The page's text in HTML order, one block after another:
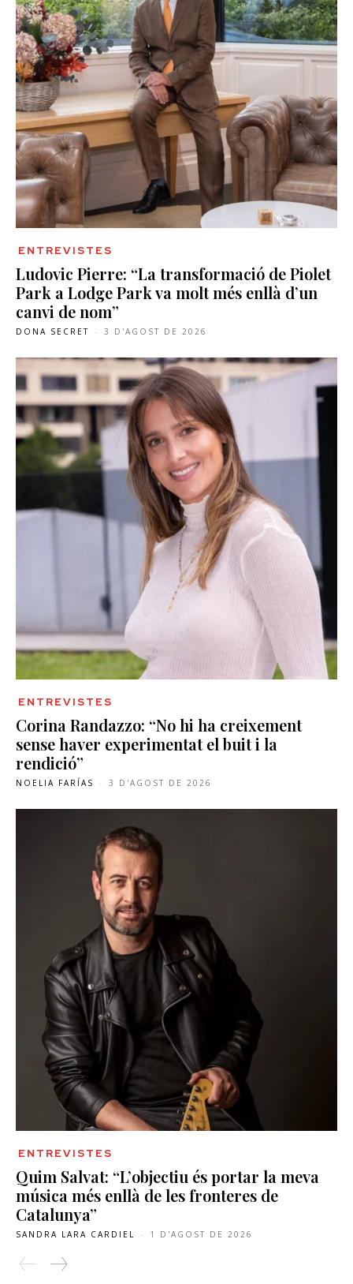
ENTREVISTES
Ludovic Pierre: “La transformació de Piolet
Park a Lodge Park va molt més enllà d’un
canvi de nom”
DONA SECRET - 3 D'AGOST DE 2026
ENTREVISTES
Corina Randazzo: “No hi ha creixement
sense haver experimentat el buit i la
rendició”
NOELIA FARÍAS - 3 D'AGOST DE 2026
ENTREVISTES
Quim Salvat: “L’objectiu és portar la meva
música més enllà de les fronteres de
Catalunya”
SANDRA LARA CARDIEL - 1 D'AGOST DE 2026